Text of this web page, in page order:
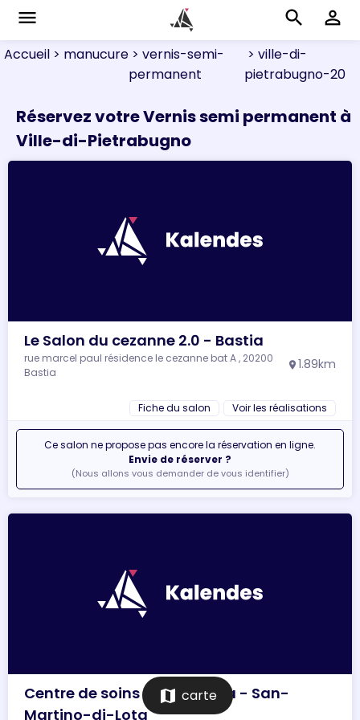
menu search perm_identity
Accueil > manucure > vernis-semi-
permanent
> ville-di-
pietrabugno-20
Réservez votre Vernis semi permanent à
Ville-di-Pietrabugno
Le Salon du cezanne 2.0 - Bastia
rue marcel paul résidence le cezanne bat A , 20200
Bastia
location_on 1.89km
Fiche du salon Voir les réalisations
Ce salon ne propose pas encore la réservation en ligne.
Envie de réserver ?
(Nous allons vous demander de vous identifier)
Centre de soins Casa nostra - San-
Martino-di-Lota
map carte